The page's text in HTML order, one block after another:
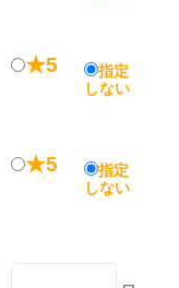
★5
指定
しない
★5
指定
しない